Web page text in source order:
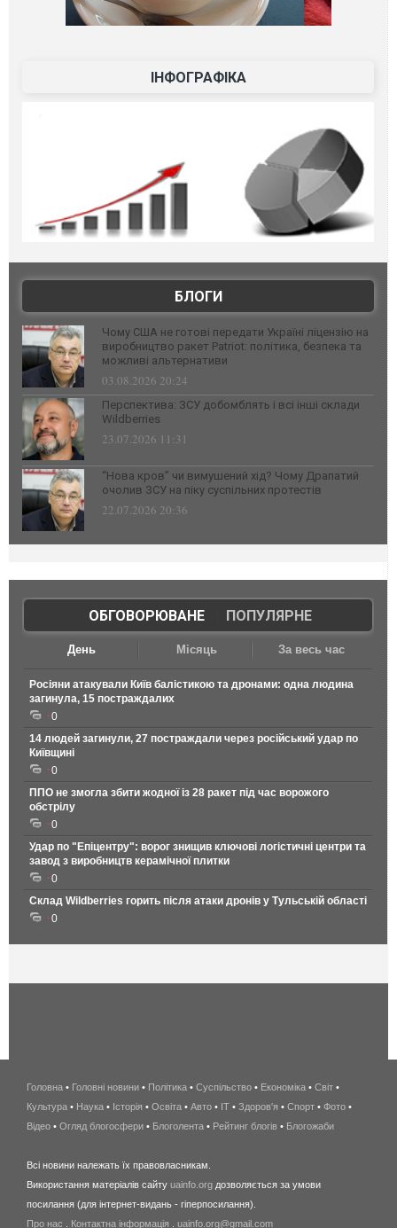
ІНФОГРАФІКА
БЛОГИ
Чому США не готові передати Україні ліцензію на
виробництво ракет Patriot: політика, безпека та
можливі альтернативи
03.08.2026 20:24
Перспектива: ЗСУ добомблять і всі інші склади
Wildberries
23.07.2026 11:31
“Нова кров” чи вимушений хід? Чому Драпатий
очолив ЗСУ на піку суспільних протестів
22.07.2026 20:36
ОБГОВОРЮВАНЕ| ПОПУЛЯРНЕ
День Місяць За весь час
Росіяни атакували Київ балістикою та дронами: одна людина
загинула, 15 постраждалих
0
14 людей загинули, 27 постраждали через російський удар по
Київщині
0
ППО не змогла збити жодної із 28 ракет під час ворожого
обстрілу
0
Удар по "Епіцентру": ворог знищив ключові логістичні центри та
завод з виробництв керамічної плитки
0
Склад Wildberries горить після атаки дронів у Тульській області
0
беспроводной
интернет
киев
wimax
в
Головна • Головні новини • Політика • Суспільство • Економіка • Світ •
Культура • Наука • Історія • Освіта • Авто • IT • Здоров'я • Спорт • Фото •
Відео • Огляд блогосфери • Блоголента • Рейтинг блогів • Блогожаби
Всі новини належать їх правовласникам.
Використання матеріалів сайту uainfo.org дозволяється за умови
посилання (для інтернет-видань - гіперпосилання).
Про нас . Контактна інформація . uainfo.org@gmail.com